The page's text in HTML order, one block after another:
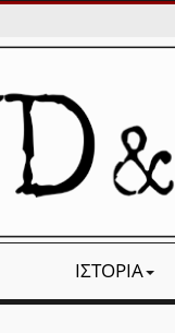
ΙΣΤΟΡΊΑ